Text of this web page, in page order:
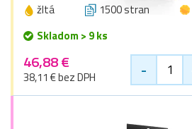
žltá 1500 stran
Skladom > 9 ks
46,88 €
38,11 € bez DPH -